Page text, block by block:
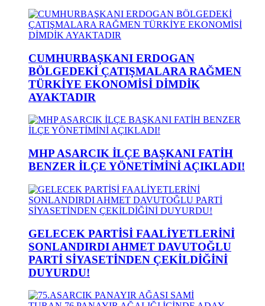
CUMHURBAŞKANI ERDOGAN
BÖLGEDEKİ ÇATIŞMALARA RAĞMEN
TÜRKİYE EKONOMİSİ DİMDİK
AYAKTADIR
MHP ASARCIK İLÇE BAŞKANI FATİH
BENZER İLÇE YÖNETİMİNİ AÇIKLADI!
GELECEK PARTİSİ FAALİYETLERİNİ
SONLANDIRDI AHMET DAVUTOĞLU
PARTİ SİYASETİNDEN ÇEKİLDİĞİNİ
DUYURDU!